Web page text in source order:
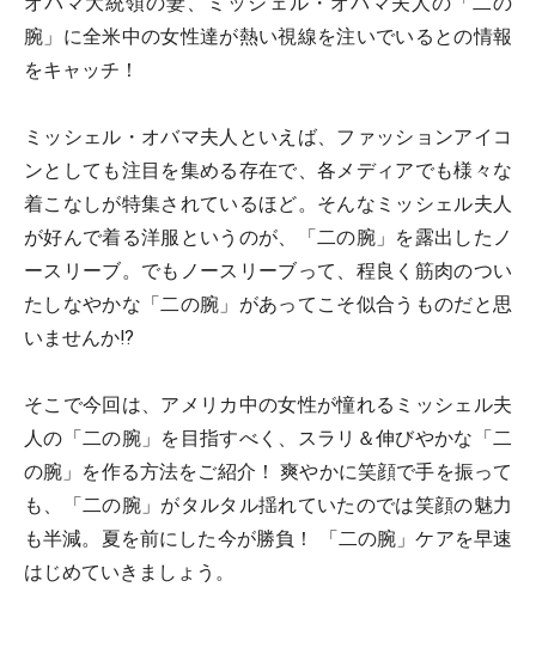
腕」に全米中の女性達が熱い視線を注いでいるとの情報
をキャッチ！
ミッシェル・オバマ夫人といえば、ファッションアイコ
ンとしても注目を集める存在で、各メディアでも様々な
着こなしが特集されているほど。そんなミッシェル夫人
が好んで着る洋服というのが、「二の腕」を露出したノ
ースリーブ。でもノースリーブって、程良く筋肉のつい
たしなやかな「二の腕」があってこそ似合うものだと思
いませんか!?
そこで今回は、アメリカ中の女性が憧れるミッシェル夫
人の「二の腕」を目指すべく、スラリ＆伸びやかな「二
の腕」を作る方法をご紹介！ 爽やかに笑顔で手を振って
も、「二の腕」がタルタル揺れていたのでは笑顔の魅力
も半減。夏を前にした今が勝負！ 「二の腕」ケアを早速
はじめていきましょう。